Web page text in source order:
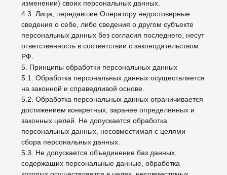
7.5. Обработка персональных данных необходима для
осуществления прав и законных интересов оператора
или третьих лиц либо для достижения общественно
значимых целей при условии, что при этом не
нарушаются права и свободы субъекта персональных
7.6. Осуществляется обработка персональных
данных, доступ неограниченного круга лиц к которым
предоставлен субъектом персональных данных либо
по его просьбе (далее — общедоступные
персональные данные).
7.7. Осуществляется обработка персональных
обязательному раскрытию в соответствии с
федеральным законом.
8. Порядок сбора, хранения, передачи и других видов
обработки персональных данных
Безопасность персональных данных, которые
обрабатываются Оператором, обеспечивается путем
технических мер, необходимых для выполнения в
полном объеме требований действующего